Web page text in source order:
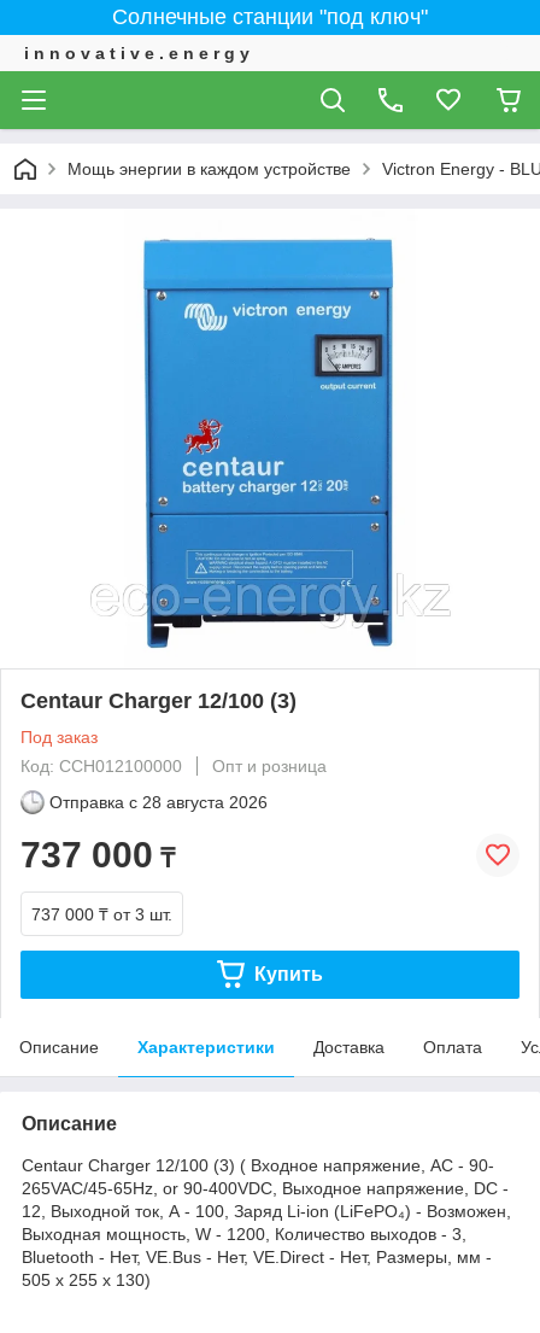
Солнечные станции "под ключ"
i n n o v a t i v e . e n e r g y
Мощь энергии в каждом устройстве Victron Energy -
Centaur Charger 12/100 (3)
Под заказ
Код: CCH012100000
Опт и розница
Отправка с 28 августа 2026
737 000 ₸
737 000 ₸ от 3 шт.
Купить
Описание Характеристики Доставка Оплата
Описание
Centaur Charger 12/100 (3) ( Входное напряжение, AC - 90-
265VAC/45-65Hz, or 90-400VDC, Выходное напряжение, DC -
12, Выходной ток, А - 100, Заряд Li-ion (LiFePO₄) - Возможен,
Выходная мощность, W - 1200, Количество выходов - 3,
Bluetooth - Нет, VE.Bus - Нет, VE.Direct - Нет, Размеры, мм -
505 x 255 x 130)